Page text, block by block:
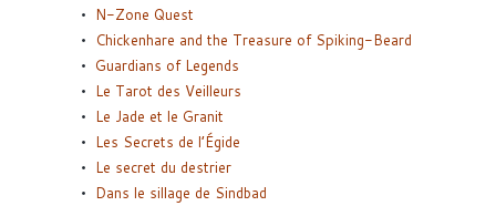
N-Zone Quest
Chickenhare and the Treasure of Spiking-Beard
Guardians of Legends
Le Tarot des Veilleurs
Le Jade et le Granit
Les Secrets de l’Égide
Le secret du destrier
Dans le sillage de Sindbad